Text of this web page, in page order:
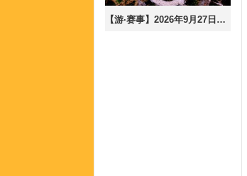
【游·赛事】2026年9月27日秘径长白，寻风沐林-长白山森氧mix跑！